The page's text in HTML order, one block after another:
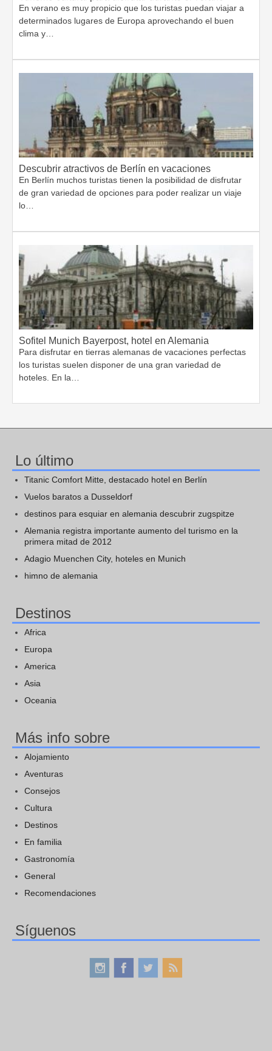
En verano es muy propicio que los turistas puedan viajar a
determinados lugares de Europa aprovechando el buen
clima y…
Descubrir atractivos de Berlín en vacaciones
En Berlín muchos turistas tienen la posibilidad de disfrutar
de gran variedad de opciones para poder realizar un viaje
lo…
Sofitel Munich Bayerpost, hotel en Alemania
Para disfrutar en tierras alemanas de vacaciones perfectas
los turistas suelen disponer de una gran variedad de
hoteles. En la…
Lo último
Titanic Comfort Mitte, destacado hotel en Berlín
Vuelos baratos a Dusseldorf
destinos para esquiar en alemania descubrir zugspitze
Alemania registra importante aumento del turismo en la
primera mitad de 2012
Adagio Muenchen City, hoteles en Munich
himno de alemania
Destinos
Africa
Europa
America
Asia
Oceania
Más info sobre
Alojamiento
Aventuras
Consejos
Cultura
Destinos
En familia
Gastronomía
General
Recomendaciones
Síguenos